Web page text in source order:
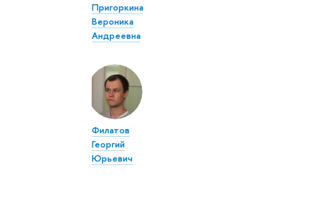
Пригоркина
Вероника
Андреевна
Филатов
Георгий
Юрьевич